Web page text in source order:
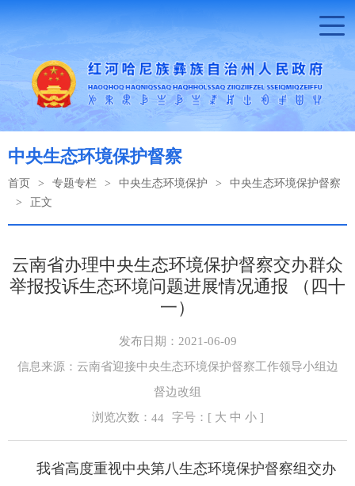
中央生态环境保护督察
首页 > 专题专栏 > 中央生态环境保护 >
中央生态环境保护督察
>
正文
云南省办理中央生态环境保护督察交办群众
举报投诉生态环境问题进展情况通报 （四十
一）
发布日期：2021-06-09
信息来源：云南省迎接中央生态环境保护督察工作领导小组边
督边改组
浏览次数： 44 字号：[ 大 中 小]
我省高度重视中央第八生态环境保护督察组交办